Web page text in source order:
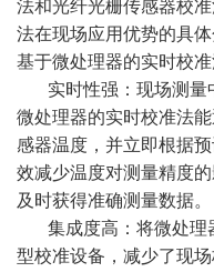
法和光纤光栅传感器校
法在现场应用优势的具体
基于微处理器的实时校
实时性强：现场测
微处理器的实时校准法
感器温度，并立即根据
效减少温度对测量精度
及时获得准确测量数据。
集成度高：将微处理
型校准设备，减少了现